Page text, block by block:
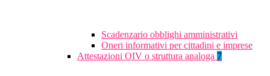
Scadenzario obblighi amministrativi
Oneri informativi per cittadini e imprese
Attestazioni OIV o struttura analoga 7